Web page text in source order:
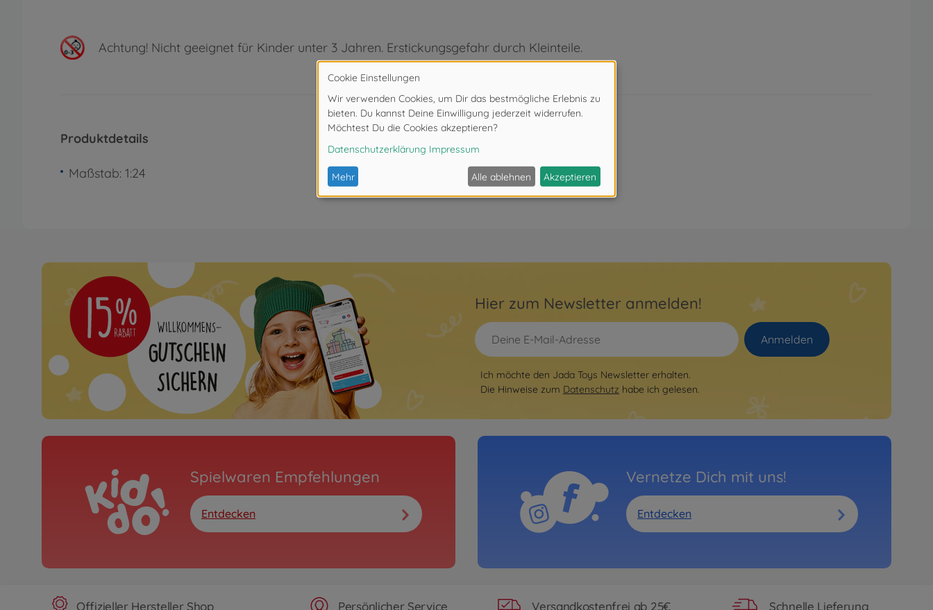
Achtung! Nicht geeignet für Kinder unter 3 Jahren. Erstickungsgefahr durch Kleinteile.
Produktdetails
Maßstab: 1:24
Hier zum Newsletter anmelden!
Anmelden
Ich möchte den Jada Toys Newsletter erhalten.
Die Hinweise zum Datenschutz habe ich gelesen.
Spielwaren Empfehlungen
Entdecken
Vernetze Dich mit uns!
Entdecken
Offizieller Hersteller Shop Persönlicher Service Versandkostenfrei ab 25€ Schnelle Lieferung